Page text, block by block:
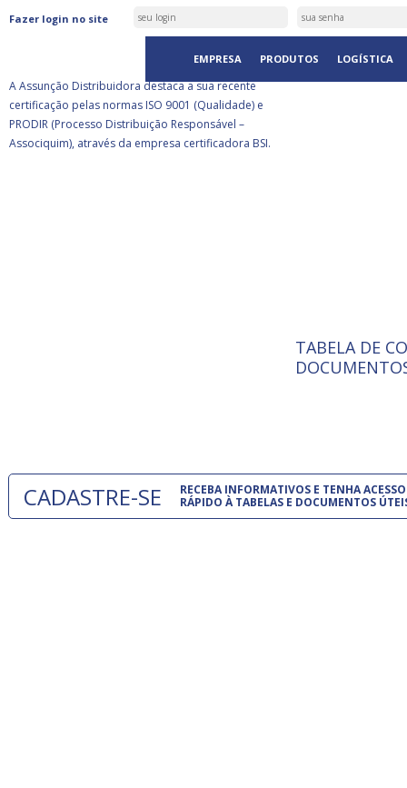
Fazer login no site
EMPRESA PRODUTOS LOGÍSTICA
ASSUNÇÃO DISTRIBUIDORA É
CERTIFICADA PELA BSI
A Assunção Distribuidora destaca a sua recente
certificação pelas normas ISO 9001 (Qualidade) e
PRODIR (Processo Distribuição Responsável –
Associquim), através da empresa certificadora BSI.
ISO 9001:
A
TABELA DE
CADASTRE-SE
RECEBA INFORMATIVOS E TENHA ACESSO
RÁPIDO À TABELAS E DOCUMENTOS